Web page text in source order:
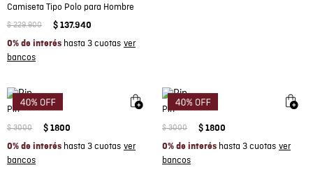
Camiseta Tipo Polo para Hombre
$ 229.900 $ 137.940
0% de interés hasta 3 cuotas
Pin
$ 3000 $ 1800
0% de interés hasta 3 cuotas
Pin
$ 3000 $ 1800
0% de interés hasta 3 cuotas